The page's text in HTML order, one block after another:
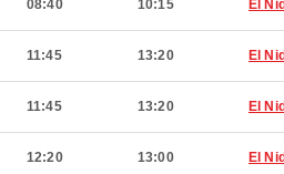
08:40 10:15 El
11:45 13:20 El
11:45 13:20 El
12:20 13:00 El